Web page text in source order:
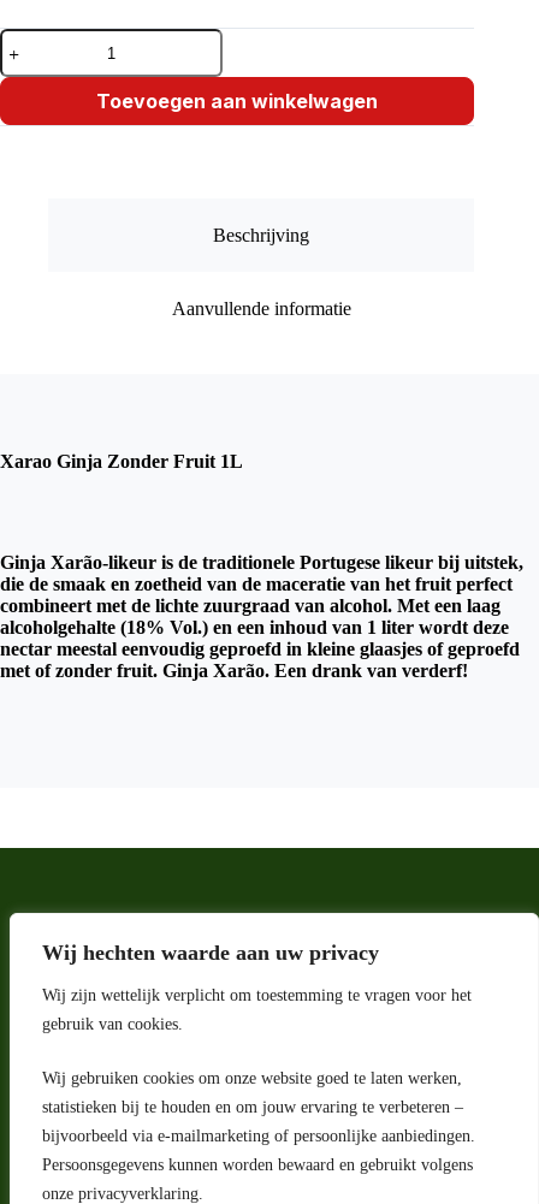
Wij hechten waarde aan uw privacy
Wij zijn wettelijk verplicht om toestemming te vragen voor het
gebruik van cookies.
Wij gebruiken cookies om onze website goed te laten werken,
statistieken bij te houden en om jouw ervaring te verbeteren –
bijvoorbeeld via e-mailmarketing of persoonlijke aanbiedingen.
Persoonsgegevens kunnen worden bewaard en gebruikt volgens
onze privacyverklaring.
Xarao
Ginja
Zonder
1L
Toevoegen aan winkelwagen
Beschrijving
Aanvullende informatie
Xarao Ginja Zonder Fruit 1L
Ginja Xarão-likeur is de traditionele Portugese likeur bij uitstek,
die de smaak en zoetheid van de maceratie van het fruit perfect
combineert met de lichte zuurgraad van alcohol. Met een laag
alcoholgehalte (18% Vol.) en een inhoud van 1 liter wordt deze
nectar meestal eenvoudig geproefd in kleine glaasjes of geproefd
met of zonder fruit. Ginja Xarão. Een drank van verderf!
Adres
Riga 4 E
2993 LW Barendrecht
Nederland